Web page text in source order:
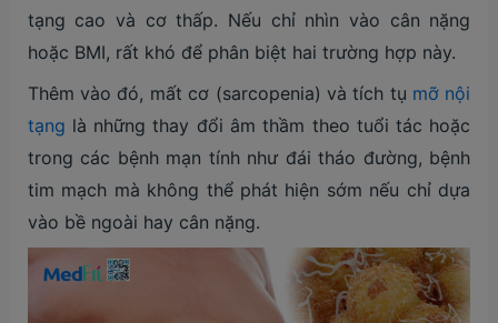
tạng cao và cơ thấp. Nếu chỉ nhìn vào cân nặng
hoặc BMI, rất khó để phân biệt hai trường hợp này.
Thêm vào đó, mất cơ (sarcopenia) và tích tụ mỡ nội
tạng là những thay đổi âm thầm theo tuổi tác hoặc
trong các bệnh mạn tính như đái tháo đường, bệnh
tim mạch mà không thể phát hiện sớm nếu chỉ dựa
vào bề ngoài hay cân nặng.